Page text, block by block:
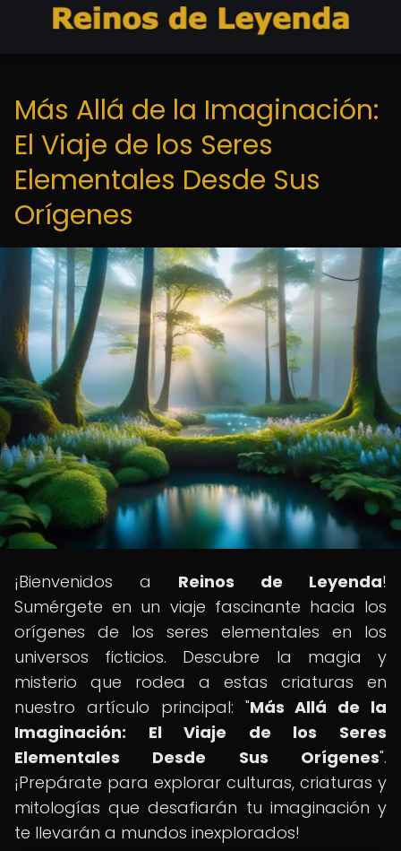
Más Allá de la Imaginación:
El Viaje de los Seres
Elementales Desde Sus
Orígenes
¡Bienvenidos a Reinos de Leyenda!
Sumérgete en un viaje fascinante hacia los
orígenes de los seres elementales en los
universos ficticios. Descubre la magia y
misterio que rodea a estas criaturas en
nuestro artículo principal: "Más Allá de la
Imaginación: El Viaje de los Seres
Elementales Desde Sus Orígenes".
¡Prepárate para explorar culturas, criaturas y
mitologías que desafiarán tu imaginación y
te llevarán a mundos inexplorados!